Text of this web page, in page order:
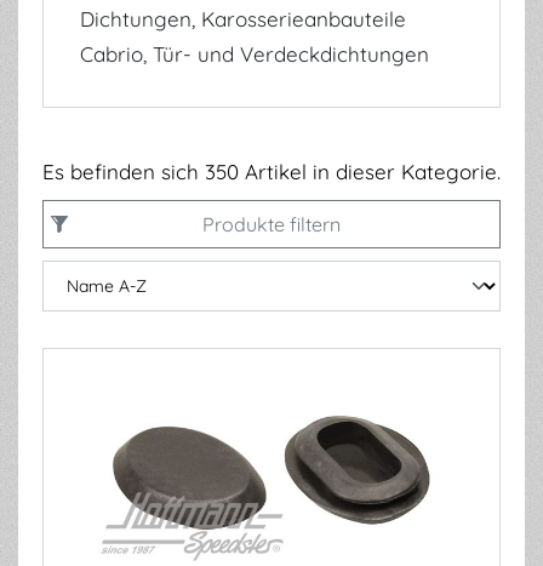
Dichtungen, Karosserieanbauteile
Cabrio, Tür- und Verdeckdichtungen
Es befinden sich 350 Artikel in dieser Kategorie.
Produkte filtern